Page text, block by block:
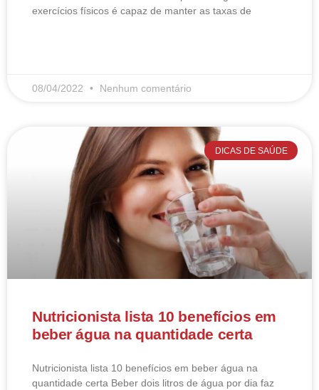
exercícios físicos é capaz de manter as taxas de
08/04/2022 Nenhum comentário
DICAS DE SAÚDE
Nutricionista lista 10 benefícios em
beber água na quantidade certa
Nutricionista lista 10 benefícios em beber água na
quantidade certa Beber dois litros de água por dia faz